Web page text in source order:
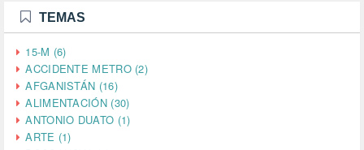
TEMAS
15-M (6)
ACCIDENTE METRO (2)
AFGANISTÁN (16)
ALIMENTACIÓN (30)
ANTONIO DUATO (1)
ARTE (1)